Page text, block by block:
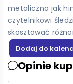
metaliczna jak
czytelnikowi
skosztować
Opinie